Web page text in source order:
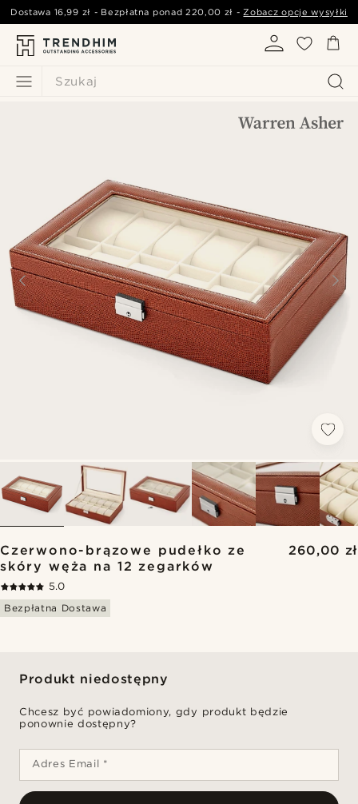
Szukaj
Dostawa 16,99 zł - Bezpłatna ponad220,00 zł -Zobacz opcje wysyłki
Czerwono-brązowe pudełko ze
skóry węża na 12 zegarków
260,00 zł
5.0
Bezpłatna Dostawa
Produkt niedostępny
Chcesz być powiadomiony, gdy produkt będzie
ponownie dostępny?
Adres Email *